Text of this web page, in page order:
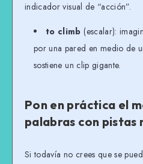
indicador visual de “acción”.
to climb (escalar):
por una pared en medio de
sostiene un clip gigante.
Pon en práctica el
palabras con pistas
Si todavía no crees que se